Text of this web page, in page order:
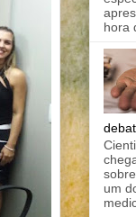
hora
um